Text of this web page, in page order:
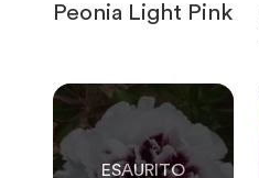
Peonia Light Pink
0
SOLO0 RIMASTE